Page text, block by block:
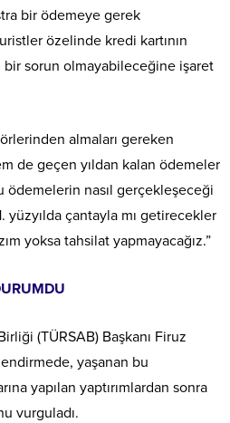
bir ödemeye gerek
özelinde kredi kartının
bir sorun olmayabileceğine işaret
almaları gereken
de geçen yıldan kalan ödemeler
ödemelerin nasıl gerçekleşeceği
yüzyılda çantayla mı getirecekler
yoksa tahsilat yapmayacağız.”
(TÜRSAB) Başkanı Firuz
yaşanan bu
yapılan yaptırımlardan sonra
vurguladı.